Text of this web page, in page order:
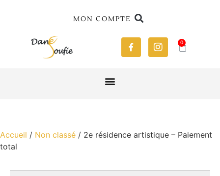
MON COMPTE
0
Accueil / Non classé / 2e résidence artistique – Paiement
total